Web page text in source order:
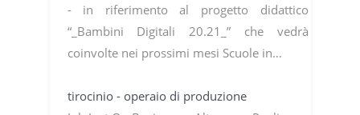
- in riferimento al progetto didattico
“_Bambini Digitali 20.21_” che vedrà
coinvolte nei prossimi mesi Scuole in…
tirocinio - operaio di produzione